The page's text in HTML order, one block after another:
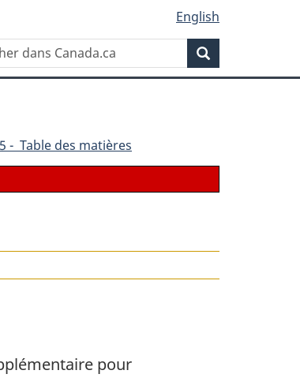
English
- Table des matières
pour